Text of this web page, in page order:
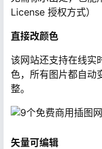
License 授权方式）
直接改颜色
该网站还支持在线实
色，所有图片都自动
整。
矢量可编辑